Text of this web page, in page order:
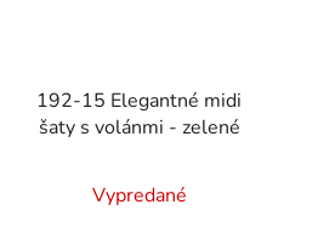
192-15 Elegantné midi
šaty s volánmi - zelené
Vypredané